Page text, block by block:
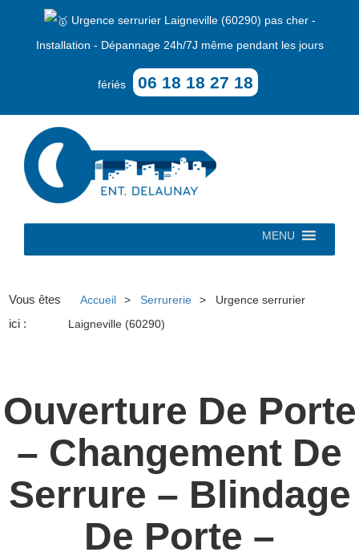
Urgence serrurier Laigneville (60290) pas cher -
Installation - Dépannage 24h/7J même pendant les jours
fériés 06 18 18 27 18
MENU
Vous êtes
ici :
Accueil Serrurerie
Urgence serrurier
Laigneville (60290)
Ouverture De Porte
– Changement De
Serrure – Blindage
De Porte –